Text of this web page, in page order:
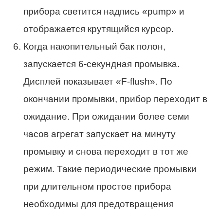
прибора светится надпись «pump» и
отображается крутящийся курсор.
Когда накопительный бак полон,
запускается 6-секундная промывка.
Дисплей показывает «F-flush». По
окончании промывки, прибор переходит в
ожидание. При ожидании более семи
часов агрегат запускает на минуту
промывку и снова переходит в тот же
режим. Такие периодические промывки
при длительном простое прибора
необходимы для предотвращения